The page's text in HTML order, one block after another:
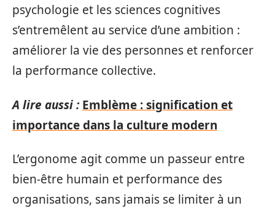
psychologie et les sciences cognitives
s’entremêlent au service d’une ambition :
améliorer la vie des personnes et renforcer
la performance collective.
A lire aussi : Emblème : signification et
importance dans la culture modern
L’ergonome agit comme un passeur entre
bien-être humain et performance des
organisations, sans jamais se limiter à un